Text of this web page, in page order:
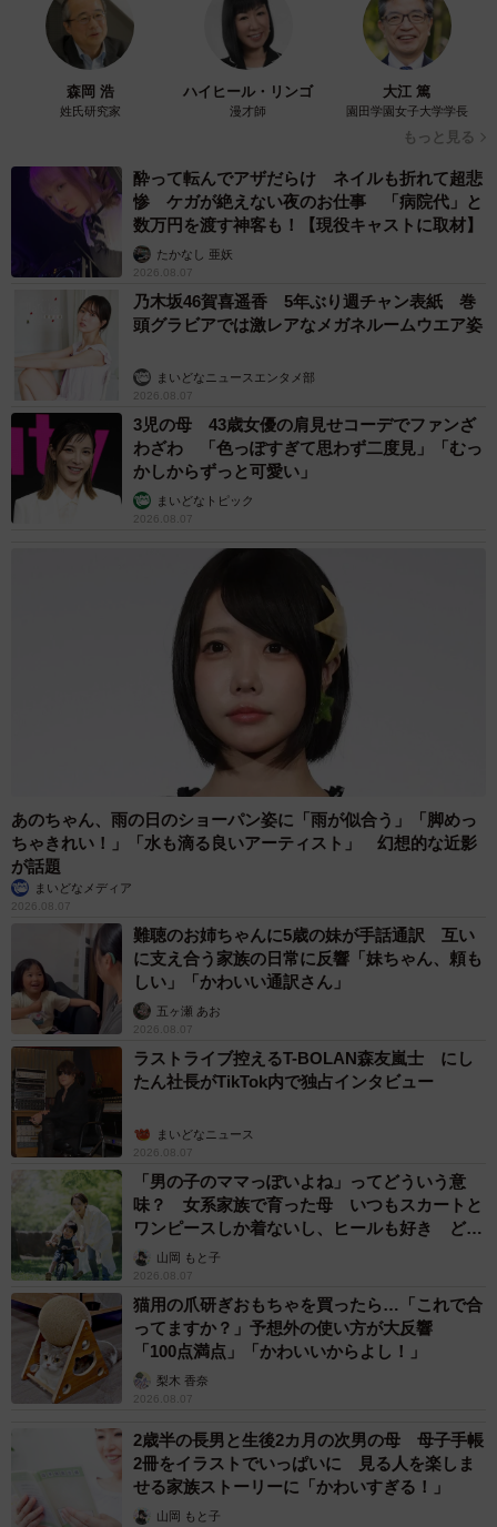
森岡 浩
姓氏研究家
ハイヒール・リンゴ
漫才師
大江 篤
園田学園女子大学学長
もっと見る
酔って転んでアザだらけ ネイルも折れて超悲
惨 ケガが絶えない夜のお仕事 「病院代」と
数万円を渡す神客も！【現役キャストに取材】
たかなし 亜妖
2026.08.07
乃木坂46賀喜遥香 5年ぶり週チャン表紙 巻
頭グラビアでは激レアなメガネルームウエア姿
まいどなニュースエンタメ部
2026.08.07
3児の母 43歳女優の肩見せコーデでファンざ
わざわ 「色っぽすぎて思わず二度見」「むっ
かしからずっと可愛い」
まいどなトピック
2026.08.07
あのちゃん、雨の日のショーパン姿に「雨が似合う」「脚めっ
ちゃきれい！」「水も滴る良いアーティスト」 幻想的な近影
が話題
まいどなメディア
2026.08.07
難聴のお姉ちゃんに5歳の妹が手話通訳 互い
に支え合う家族の日常に反響「妹ちゃん、頼も
しい」「かわいい通訳さん」
五ヶ瀬 あお
2026.08.07
ラストライブ控えるT-BOLAN森友嵐士 にし
たん社長がTikTok内で独占インタビュー
まいどなニュース
2026.08.07
「男の子のママっぽいよね」ってどういう意
味？ 女系家族で育った母 いつもスカートと
ワンピースしか着ないし、ヒールも好き どの
へんが…
山岡 もと子
2026.08.07
猫用の爪研ぎおもちゃを買ったら…「これで合
ってますか？」予想外の使い方が大反響
「100点満点」「かわいいからよし！」
梨木 香奈
2026.08.07
2歳半の長男と生後2カ月の次男の母 母子手帳
2冊をイラストでいっぱいに 見る人を楽しま
せる家族ストーリーに「かわいすぎる！」
山岡 もと子